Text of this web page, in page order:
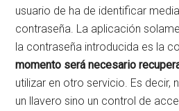
usuario de ha de identificar
contraseña. La aplicación
la contraseña introducida es la
momento será necesario
utilizar en otro servicio. Es decir,
un llavero sino un control de